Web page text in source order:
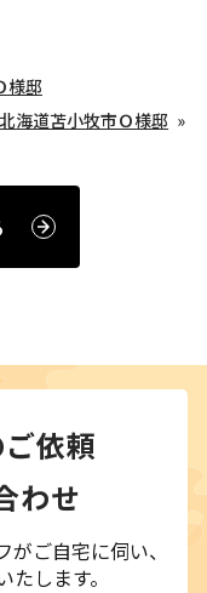
様邸
海道苫小牧市Ｏ様邸
依頼
わせ
ご自宅に伺い、
します。